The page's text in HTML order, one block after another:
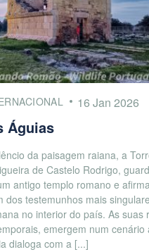
16 Jan 2026
Águias
da paisagem raiana, a
de Castelo Rodrigo,
antigo templo romano e
dos testemunhos mais
no interior do país. As suas
emergem num cenário
dialoga com a [...]